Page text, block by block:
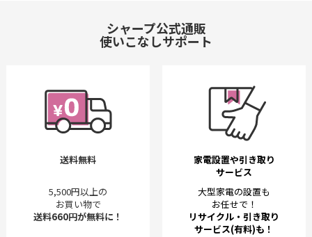
シャープ公式通販
使いこなしサポート
送料無料
5,500円以上の
お買い物で
送料660円が無料に！
家電設置や引き取り
サービス
大型家電の設置も
お任せで！
リサイクル・引き取り
サービス(有料)も！